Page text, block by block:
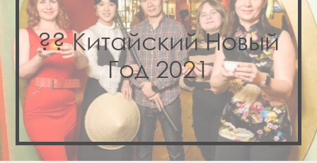
?? Китайский Новый
Год 2021